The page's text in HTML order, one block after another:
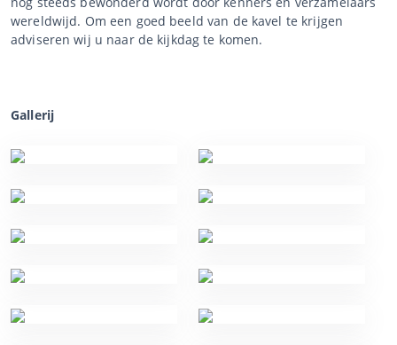
wereldwijd. Om een goed beeld van de kavel te krijgen
adviseren wij u naar de kijkdag te komen.
Gallerij